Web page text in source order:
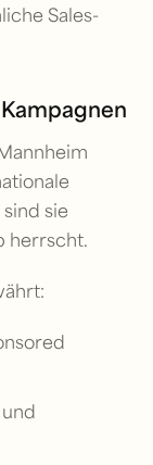
Sales-
sie
herrscht.